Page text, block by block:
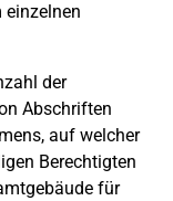
der
Abschriften
auf welcher
Berechtigten
für